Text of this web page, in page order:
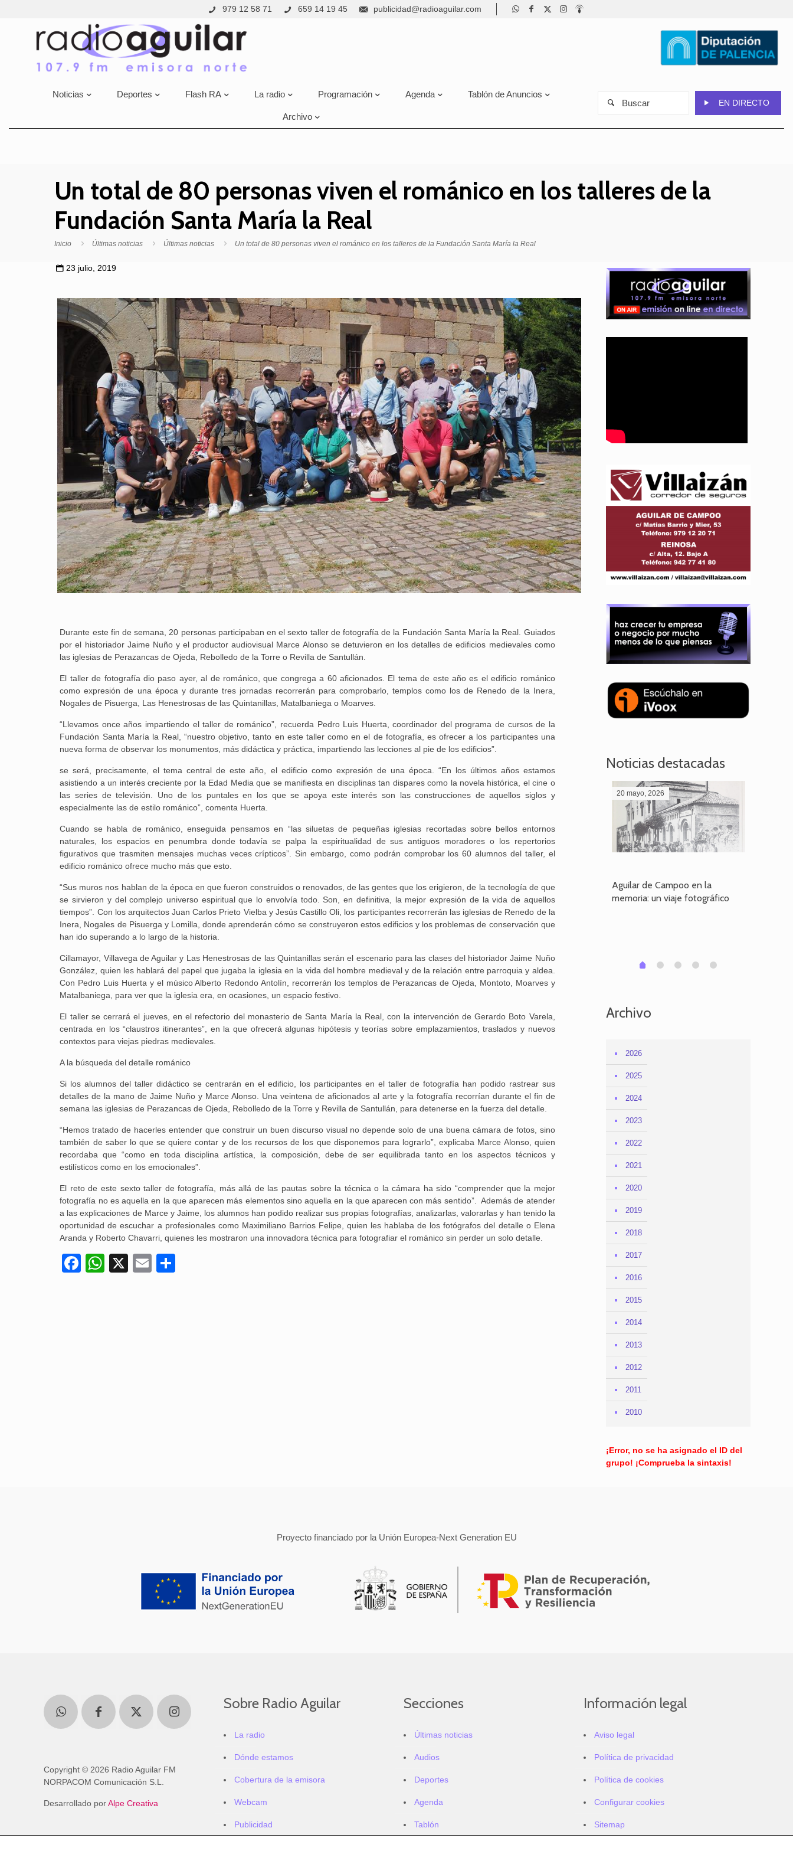
979 12 58 71 659 14 19 45 publicidad@radioaguilar.com
Noticias Deportes Flash RA La radio Programación Agenda Tablón de Anuncios
Archivo
EN DIRECTO
Un total de 80 personas viven el románico en los talleres de la
Fundación Santa María la Real
Inicio Últimas noticias Últimas noticias Un total de 80 personas viven el románico en los talleres de la Fundación Santa María la Real
23 julio, 2019
Durante este fin de semana, 20 personas participaban en el sexto taller de fotografía de la Fundación Santa María la Real. Guiados
por el historiador Jaime Nuño y el productor audiovisual Marce Alonso se detuvieron en los detalles de edificios medievales como
las iglesias de Perazancas de Ojeda, Rebolledo de la Torre o Revilla de Santullán.
El taller de fotografía dio paso ayer, al de románico, que congrega a 60 aficionados. El tema de este año es el edificio románico
como expresión de una época y durante tres jornadas recorrerán para comprobarlo, templos como los de Renedo de la Inera,
Nogales de Pisuerga, Las Henestrosas de las Quintanillas, Matalbaniega o Moarves.
“Llevamos once años impartiendo el taller de románico”, recuerda Pedro Luis Huerta, coordinador del programa de cursos de la
Fundación Santa María la Real, “nuestro objetivo, tanto en este taller como en el de fotografía, es ofrecer a los participantes una
nueva forma de observar los monumentos, más didáctica y práctica, impartiendo las lecciones al pie de los edificios”.
se será, precisamente, el tema central de este año, el edificio como expresión de una época. “En los últimos años estamos
asistiendo a un interés creciente por la Edad Media que se manifiesta en disciplinas tan dispares como la novela histórica, el cine o
las series de televisión. Uno de los puntales en los que se apoya este interés son las construcciones de aquellos siglos y
especialmente las de estilo románico”, comenta Huerta.
Cuando se habla de románico, enseguida pensamos en “las siluetas de pequeñas iglesias recortadas sobre bellos entornos
naturales, los espacios en penumbra donde todavía se palpa la espiritualidad de sus antiguos moradores o los repertorios
figurativos que trasmiten mensajes muchas veces crípticos”. Sin embargo, como podrán comprobar los 60 alumnos del taller, el
edificio románico ofrece mucho más que esto.
“Sus muros nos hablan de la época en que fueron construidos o renovados, de las gentes que los erigieron, de la tecnología de que
se sirvieron y del complejo universo espiritual que lo envolvía todo. Son, en definitiva, la mejor expresión de la vida de aquellos
tiempos”. Con los arquitectos Juan Carlos Prieto Vielba y Jesús Castillo Oli, los participantes recorrerán las iglesias de Renedo de la
Inera, Nogales de Pisuerga y Lomilla, donde aprenderán cómo se construyeron estos edificios y los problemas de conservación que
han ido superando a lo largo de la historia.
Cillamayor, Villavega de Aguilar y Las Henestrosas de las Quintanillas serán el escenario para las clases del historiador Jaime Nuño
González, quien les hablará del papel que jugaba la iglesia en la vida del hombre medieval y de la relación entre parroquia y aldea.
Con Pedro Luis Huerta y el músico Alberto Redondo Antolín, recorrerán los templos de Perazancas de Ojeda, Montoto, Moarves y
Matalbaniega, para ver que la iglesia era, en ocasiones, un espacio festivo.
El taller se cerrará el jueves, en el refectorio del monasterio de Santa María la Real, con la intervención de Gerardo Boto Varela,
centrada en los “claustros itinerantes”, en la que ofrecerá algunas hipótesis y teorías sobre emplazamientos, traslados y nuevos
contextos para viejas piedras medievales.
A la búsqueda del detalle románico
Si los alumnos del taller didáctico se centrarán en el edificio, los participantes en el taller de fotografía han podido rastrear sus
detalles de la mano de Jaime Nuño y Marce Alonso. Una veintena de aficionados al arte y la fotografía recorrían durante el fin de
semana las iglesias de Perazancas de Ojeda, Rebolledo de la Torre y Revilla de Santullán, para detenerse en la fuerza del detalle.
“Hemos tratado de hacerles entender que construir un buen discurso visual no depende solo de una buena cámara de fotos, sino
también de saber lo que se quiere contar y de los recursos de los que disponemos para lograrlo”, explicaba Marce Alonso, quien
recordaba que “como en toda disciplina artística, la composición, debe de ser equilibrada tanto en los aspectos técnicos y
estilísticos como en los emocionales”.
El reto de este sexto taller de fotografía, más allá de las pautas sobre la técnica o la cámara ha sido “comprender que la mejor
fotografía no es aquella en la que aparecen más elementos sino aquella en la que aparecen con más sentido”. Además de atender
a las explicaciones de Marce y Jaime, los alumnos han podido realizar sus propias fotografías, analizarlas, valorarlas y han tenido la
oportunidad de escuchar a profesionales como Maximiliano Barrios Felipe, quien les hablaba de los fotógrafos del detalle o Elena
Aranda y Roberto Chavarri, quienes les mostraron una innovadora técnica para fotografiar el románico sin perder un solo detalle.
Facebook
WhatsApp
X Email
Noticias destacadas
25 febrero, 2026
Aguilar de Campoo en la
memoria: un viaje fotográfico
20 mayo, 2026
Aguilar de Campoo en la
memoria: un viaje fotográfico
0 1 2 3 4
Archivo
2026
2025
2024
2023
2022
2021
2020
2019
2018
2017
2016
2015
2014
2013
2012
2011
2010
¡Error, no se ha asignado el ID del
grupo! ¡Comprueba la sintaxis!
Proyecto financiado por la Unión Europea-Next Generation EU
Copyright © 2026 Radio Aguilar FM
NORPACOM Comunicación S.L.
Desarrollado porAlpe Creativa
Sobre Radio Aguilar
La radio
Dónde estamos
Cobertura de la emisora
Webcam
Publicidad
Secciones
Últimas noticias
Audios
Deportes
Agenda
Tablón
Información legal
Aviso legal
Política de privacidad
Política de cookies
Configurar cookies
Sitemap